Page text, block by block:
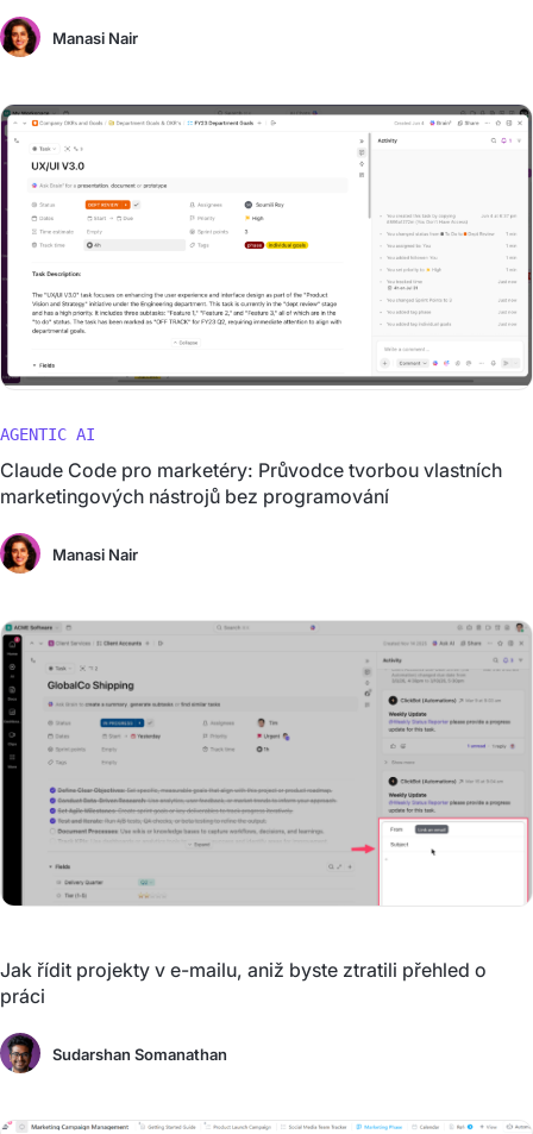
Manasi Nair
AGENTIC AI
Claude Code pro marketéry: Průvodce tvorbou vlastních
marketingových nástrojů bez programování
Manasi Nair
Jak řídit projekty v e-mailu, aniž byste ztratili přehled o
práci
Sudarshan Somanathan